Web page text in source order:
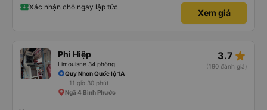
các anh tài và lơ cũng cực dễ thương, tâm lý. 10 điểm không nhưng. Mình sẽ
lưu lại để giới thiệu người nhà, bạn bè đi xe này. ưng hết sức. Giờ thấy may
Xác nhận chỗ ngay lập tức
Xem giá
Phi Hiệp
Limouisne 34 phòng
3.7 star_rate
(190 đánh giá)
Quy Nhơn Quốc lộ 1A
11 giờ 30 phút
Ngã 4 Bình Phước